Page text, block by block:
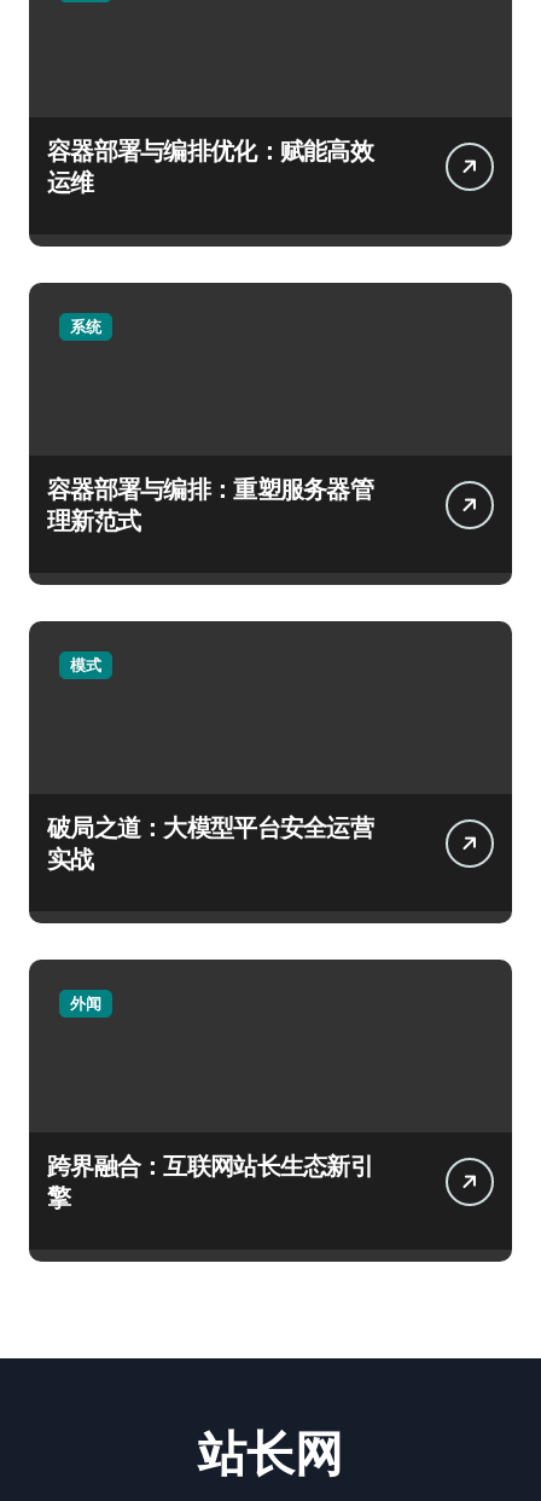
容器部署与编排优化：赋能高效
运维
系统
容器部署与编排：重塑服务器管
理新范式
模式
破局之道：大模型平台安全运营
实战
外闻
跨界融合：互联网站长生态新引
擎
站长网